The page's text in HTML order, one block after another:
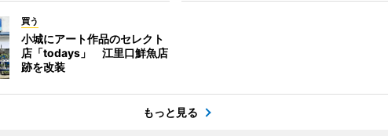
買う
小城にアート作品のセレクト
店「todays」 江里口鮮魚店
跡を改装
もっと見る